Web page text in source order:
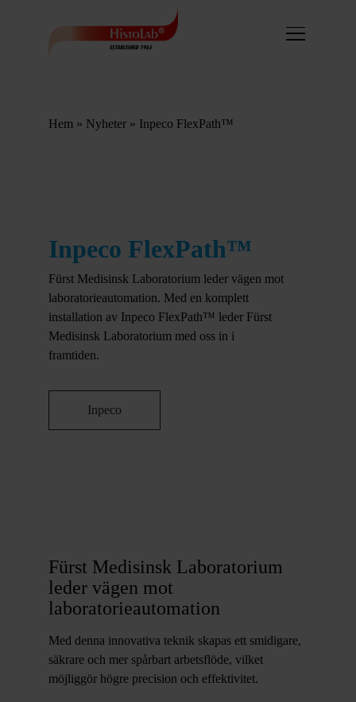
Hem » Nyheter» Inpeco FlexPath™
Inpeco FlexPath™
Fürst Medisinsk Laboratorium leder vägen mot
laboratorieautomation. Med en komplett
installation av Inpeco FlexPath™ leder Fürst
Medisinsk Laboratorium med oss in i
framtiden.
Inpeco
Fürst Medisinsk Laboratorium
leder vägen mot
laboratorieautomation
Med denna innovativa teknik skapas ett smidigare,
säkrare och mer spårbart arbetsflöde, vilket
möjliggör högre precision och effektivitet.